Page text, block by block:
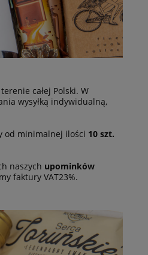
całej Polski. W
wysyłką indywidualną,
od minimalnej ilości 10 szt.
naszych upominków
faktury VAT23%.